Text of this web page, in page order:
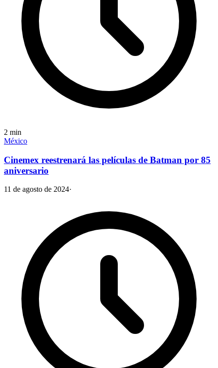
2 min
México
Cinemex reestrenará las películas de Batman por 85
aniversario
11 de agosto de 2024·